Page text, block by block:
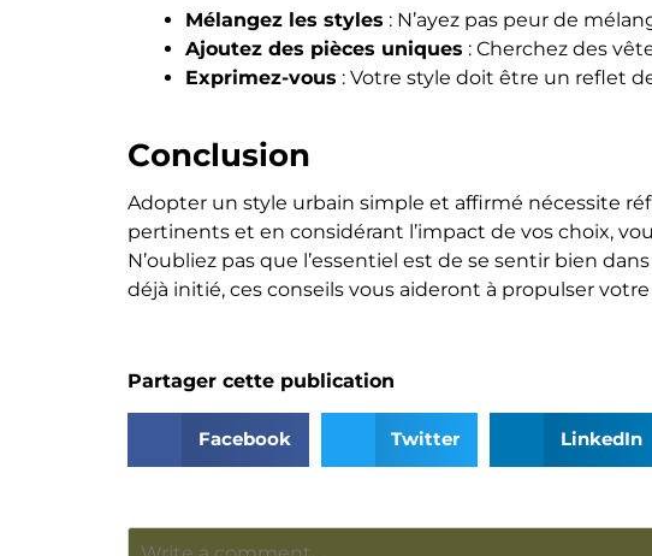
Mélangez les styles : N’ayez pas peur de
Ajoutez des pièces uniques : Cherchez des
Exprimez-vous : Votre style doit être un reflet
Conclusion
Adopter un style urbain simple et affirmé nécessite
pertinents et en considérant l’impact de vos choix,
N’oubliez pas que l’essentiel est de se sentir bien
déjà initié, ces conseils vous aideront à propulser
Partager cette publication
Facebook Twitter LinkedIn